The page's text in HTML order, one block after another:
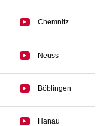
Chemnitz
Neuss
Böblingen
Hanau